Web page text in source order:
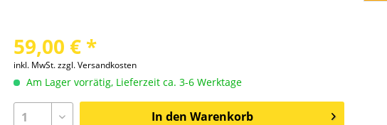
59,00 € *
inkl. MwSt.zzgl. Versandkosten
Am Lager vorrätig, Lieferzeit ca. 3-6 Werktage
In den Warenkorb